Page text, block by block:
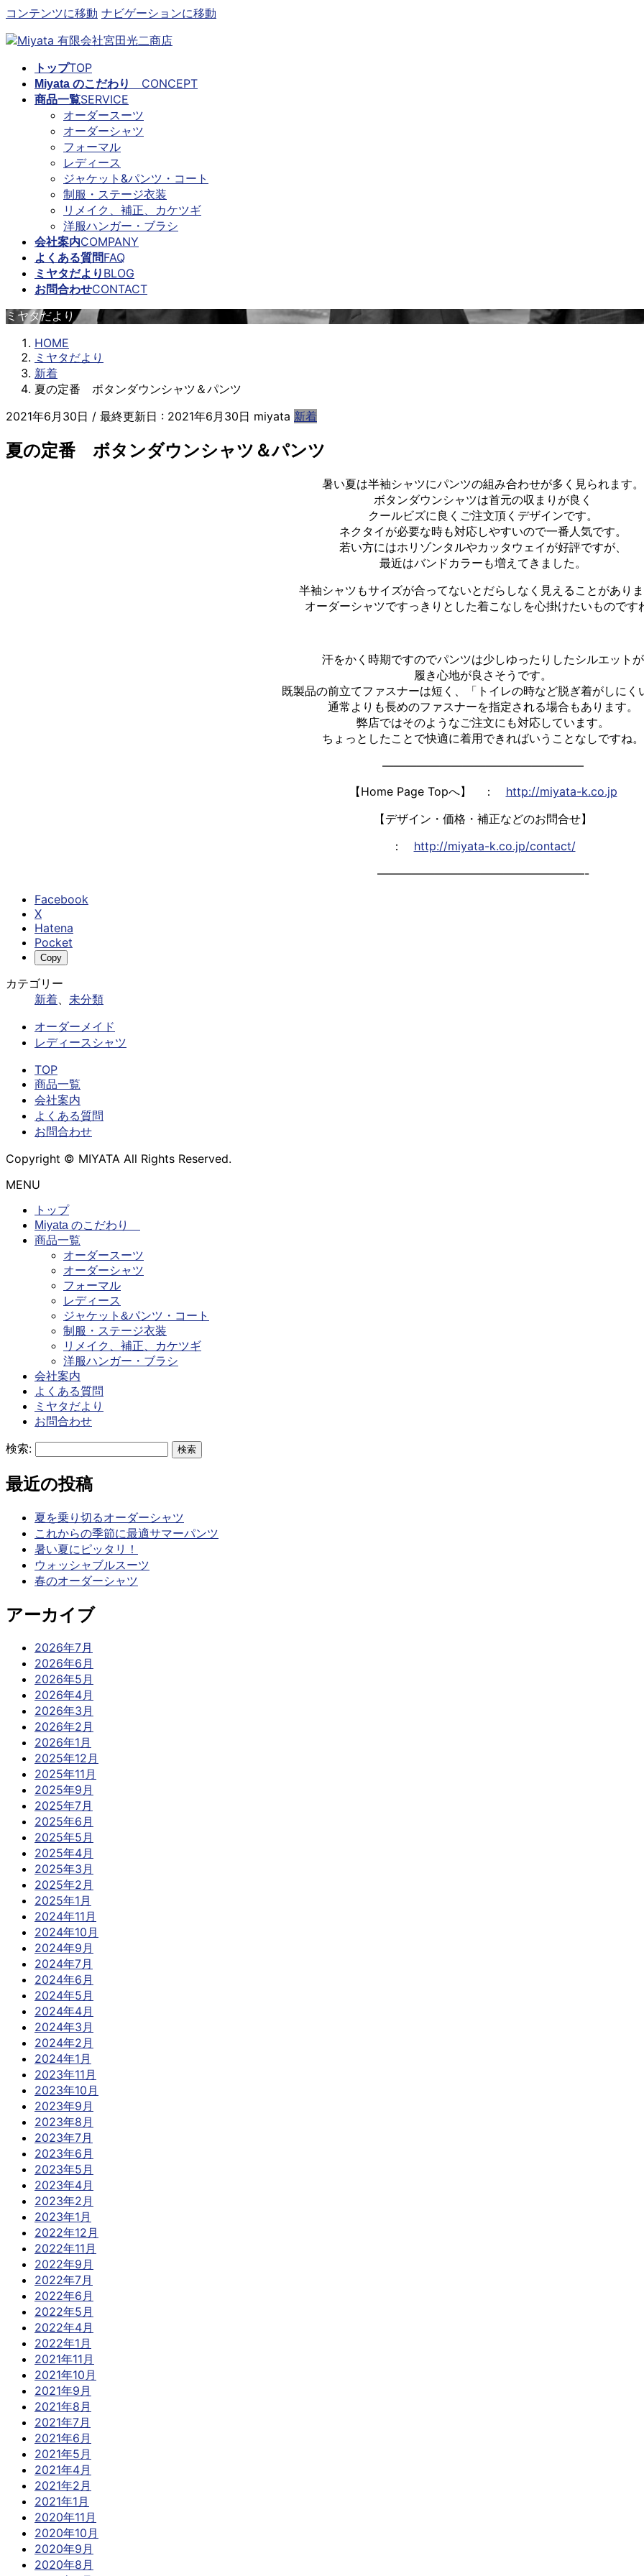
コンテンツに移動 ナビゲーションに移動
トップTOP
Miyata のこだわり CONCEPT
商品一覧SERVICE
オーダースーツ
オーダーシャツ
フォーマル
レディース
ジャケット&パンツ・コート
制服・ステージ衣装
リメイク、補正、カケツギ
洋服ハンガー・ブラシ
会社案内COMPANY
よくある質問FAQ
ミヤタだより BLOG
お問合わせCONTACT
ミヤタだより
HOME
ミヤタだより
新着
夏の定番 ボタンダウンシャツ＆パンツ
2021年6月30日 / 最終更新日 : 2021年6月30日 miyata 新着
夏の定番 ボタンダウンシャツ＆パンツ
暑い夏は半袖シャツにパンツの組み合わせが多く見られます。
ボタンダウンシャツは首元の収まりが良く
クールビズに良くご注文頂くデザインです。
ネクタイが必要な時も対応しやすいので一番人気です。
若い方にはホリゾンタルやカッタウェイが好評ですが、
最近はバンドカラーも増えてきました。
半袖シャツもサイズが合ってないとだらしなく見えることがあり
オーダーシャツですっきりとした着こなしを心掛けたいものです
汗をかく時期ですのでパンツは少しゆったりしたシルエットが
履き心地が良さそうです。
既製品の前立てファスナーは短く、「トイレの時など脱ぎ着がしにく
通常よりも長めのファスナーを指定される場合もあります。
弊店ではそのようなご注文にも対応しています。
ちょっとしたことで快適に着用できればいうことなしですね。
—————————————————–
【Home Page Topへ】 ： http://miyata-k.co.jp
【デザイン・価格・補正などのお問合せ】
： http://miyata-k.co.jp/contact/
——————————————————-
Facebook
X
Hatena
Pocket
Copy
カテゴリー
新着
未分類
オーダーメイド
レディースシャツ
TOP
商品一覧
会社案内
よくある質問
お問合わせ
Copyright © MIYATA All Rights Reserved.
MENU
トップ
Miyata のこだわり
商品一覧
オーダースーツ
オーダーシャツ
フォーマル
レディース
ジャケット&パンツ・コート
制服・ステージ衣装
リメイク、補正、カケツギ
洋服ハンガー・ブラシ
会社案内
よくある質問
ミヤタだより
お問合わせ
検索:
最近の投稿
夏を乗り切るオーダーシャツ
これからの季節に最適サマーパンツ
暑い夏にピッタリ！
ウォッシャブルスーツ
春のオーダーシャツ
アーカイブ
2026年7月
2026年6月
2026年5月
2026年4月
2026年3月
2026年2月
2026年1月
2025年12月
2025年11月
2025年9月
2025年7月
2025年6月
2025年5月
2025年4月
2025年3月
2025年2月
2025年1月
2024年11月
2024年10月
2024年9月
2024年7月
2024年6月
2024年5月
2024年4月
2024年3月
2024年2月
2024年1月
2023年11月
2023年10月
2023年9月
2023年8月
2023年7月
2023年6月
2023年5月
2023年4月
2023年2月
2023年1月
2022年12月
2022年11月
2022年9月
2022年7月
2022年6月
2022年5月
2022年4月
2022年1月
2021年11月
2021年10月
2021年9月
2021年8月
2021年7月
2021年6月
2021年5月
2021年4月
2021年2月
2021年1月
2020年11月
2020年10月
2020年9月
2020年8月